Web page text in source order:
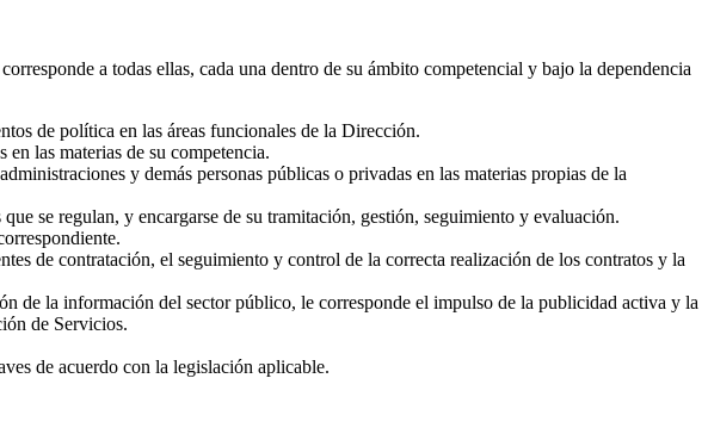
a todas ellas, cada una dentro de su ámbito competencial y bajo la dependencia
de política en las áreas funcionales de la Dirección.
las materias de su competencia.
y demás personas públicas o privadas en las materias propias de la
se regulan, y encargarse de su tramitación, gestión, seguimiento y evaluación.
de contratación, el seguimiento y control de la correcta realización de los contratos y la
de la información del sector público, le corresponde el impulso de la publicidad activa y la
de Servicios.
de acuerdo con la legislación aplicable.